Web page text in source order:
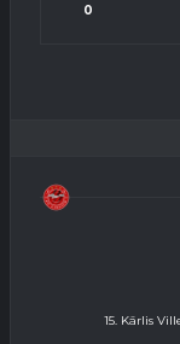
0
15. Kārlis